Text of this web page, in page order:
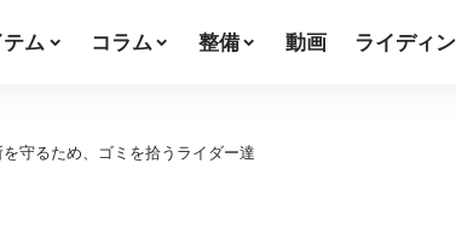
ム コラム 整備 動画 ライディ
守るため、ゴミを拾うライダー達